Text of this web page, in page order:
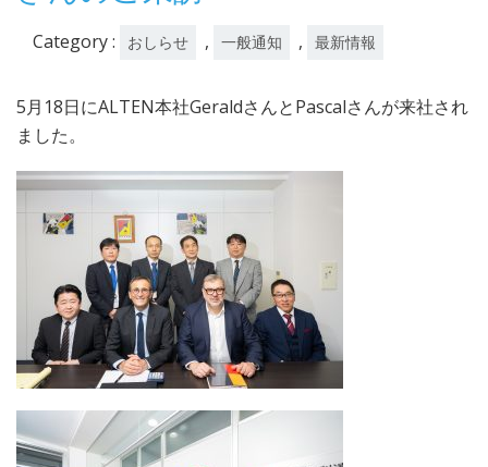
Category : おしらせ , 一般通知 , 最新情報
5月18日にALTEN本社GeraldさんとPascalさんが来社され
ました。